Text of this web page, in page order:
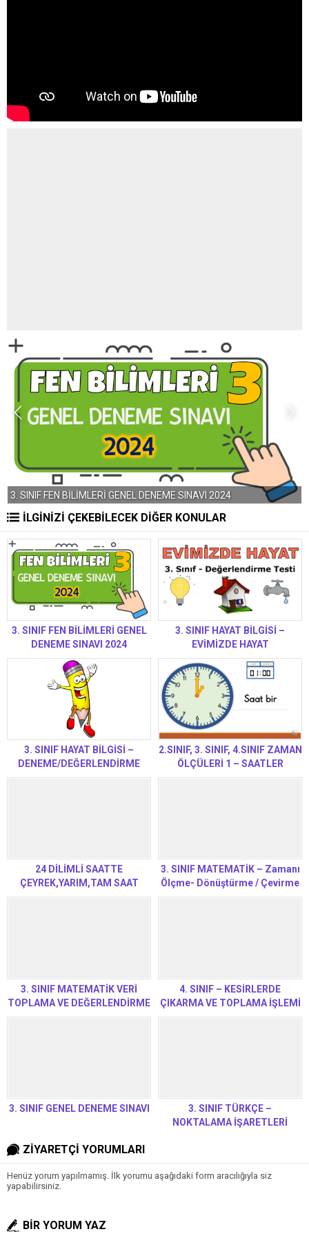
3. SINIF FEN BİLİMLERİ GENEL DENEME SINAVI 2024
İLGİNİZİ ÇEKEBİLECEK DİĞER KONULAR
3. SINIF FEN BİLİMLERİ GENEL
DENEME SINAVI 2024
3. SINIF HAYAT BİLGİSİ –
EVİMİZDE HAYAT
3. SINIF HAYAT BİLGİSİ –
DENEME/DEĞERLENDİRME
SINAVI
2.SINIF, 3. SINIF, 4.SINIF ZAMAN
ÖLÇÜLERİ 1 – SAATLER
24 DİLİMLİ SAATTE
ÇEYREK,YARIM,TAM SAAT
OKUMA ALIŞTIRMALARI
3. SINIF MATEMATİK – Zamanı
Ölçme- Dönüştürme / Çevirme
İşlemleri Alıştırmaları
3. SINIF MATEMATİK VERİ
TOPLAMA VE DEĞERLENDİRME
ETKİNLİKLERİ
4. SINIF – KESİRLERDE
ÇIKARMA VE TOPLAMA İŞLEMİ
ALIŞTIRMALARI
3. SINIF GENEL DENEME SINAVI
3. SINIF TÜRKÇE –
NOKTALAMA İŞARETLERİ
ZİYARETÇİ YORUMLARI
Henüz yorum yapılmamış. İlk yorumu aşağıdaki form aracılığıyla siz
yapabilirsiniz.
BİR YORUM YAZ